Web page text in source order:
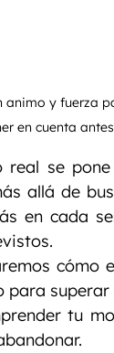
y fuerza
en cuenta
real se
allá de
en cada
cómo
para
tu